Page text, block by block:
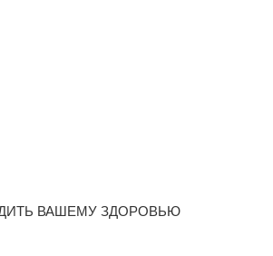
ВАШЕМУ ЗДОРОВЬЮ